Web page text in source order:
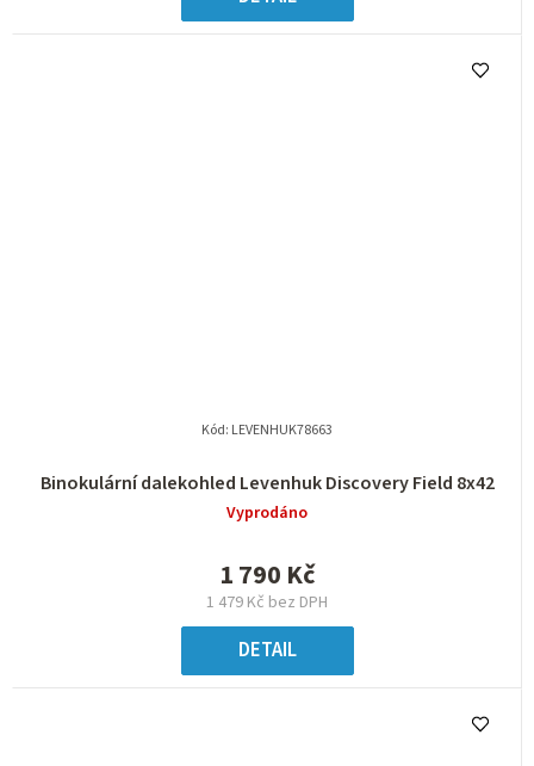
Binokulární dalekohled Levenhuk Discovery Field 8x42
Vyprodáno
1 479 Kč bez DPH
1 790 Kč
DETAIL
Kód: LEVENHUK78663